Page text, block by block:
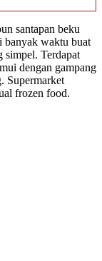
santapan beku
banyak waktu buat
simpel. Terdapat
dengan gampang
Supermarket
frozen food.